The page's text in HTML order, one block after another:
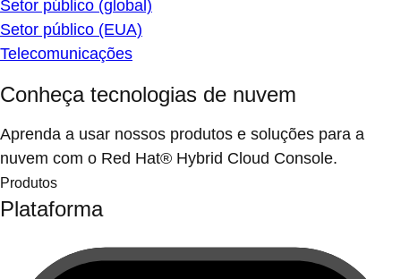
Setor público (global)
Setor público (EUA)
Telecomunicações
Conheça tecnologias de nuvem
Aprenda a usar nossos produtos e soluções para a
nuvem com o Red Hat® Hybrid Cloud Console.
Produtos
Plataforma